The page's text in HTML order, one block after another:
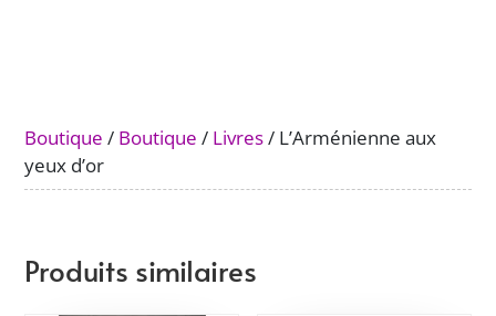
Boutique / Boutique / Livres/ L’Arménienne aux
yeux d’or
Produits similaires